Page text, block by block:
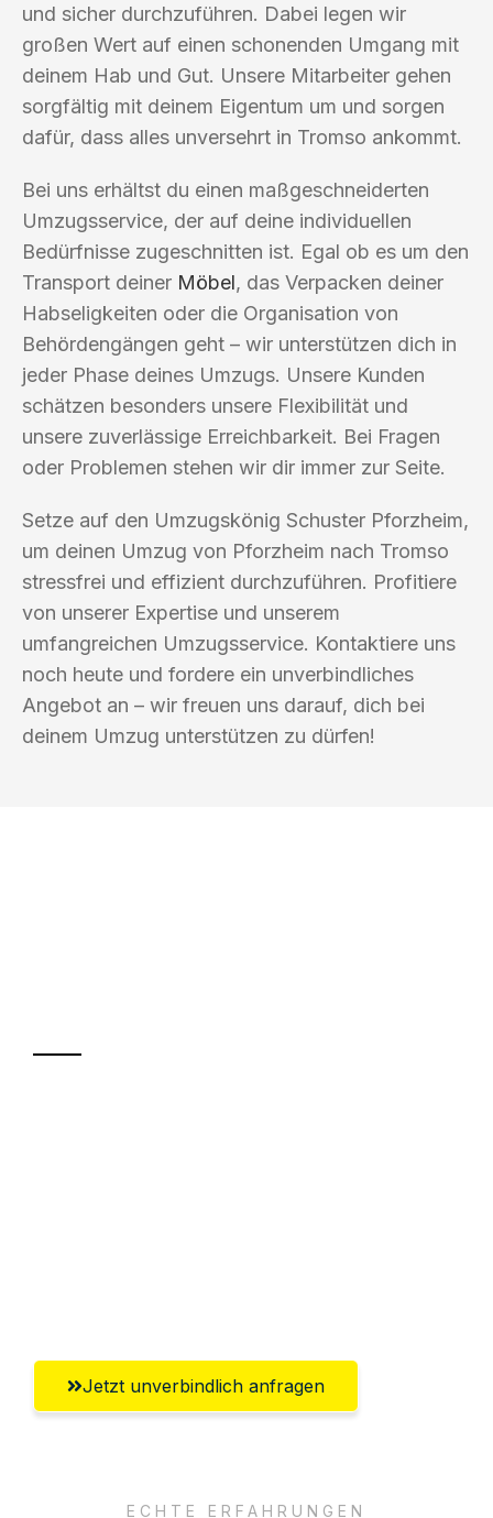
und sicher durchzuführen. Dabei legen wir
großen Wert auf einen schonenden Umgang mit
deinem Hab und Gut. Unsere Mitarbeiter gehen
sorgfältig mit deinem Eigentum um und sorgen
dafür, dass alles unversehrt in Tromso ankommt.
Bei uns erhältst du einen maßgeschneiderten
Umzugsservice, der auf deine individuellen
Bedürfnisse zugeschnitten ist. Egal ob es um den
Transport deiner Möbel, das Verpacken deiner
Habseligkeiten oder die Organisation von
Behördengängen geht – wir unterstützen dich in
jeder Phase deines Umzugs. Unsere Kunden
schätzen besonders unsere Flexibilität und
unsere zuverlässige Erreichbarkeit. Bei Fragen
oder Problemen stehen wir dir immer zur Seite.
Setze auf den Umzugskönig Schuster Pforzheim,
um deinen Umzug von Pforzheim nach Tromso
stressfrei und effizient durchzuführen. Profitiere
von unserer Expertise und unserem
umfangreichen Umzugsservice. Kontaktiere uns
noch heute und fordere ein unverbindliches
Angebot an – wir freuen uns darauf, dich bei
deinem Umzug unterstützen zu dürfen!
Jetzt unverbindlich anfragen
ECHTE ERFAHRUNGEN